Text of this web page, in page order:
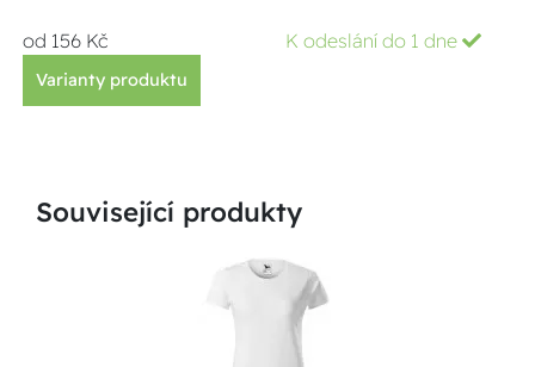
od 156 Kč K odeslání do 1 dne
Varianty produktu
Související produkty